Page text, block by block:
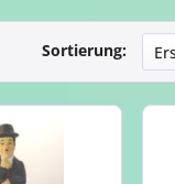
Sortierung: